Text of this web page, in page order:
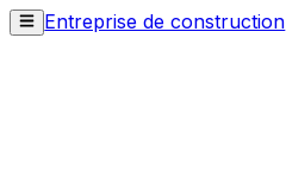
Entreprise de construction